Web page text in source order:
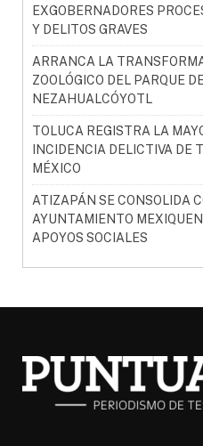
EXGOBERNADORES
Y DELITOS GRAVES
ARRANCA LA
ZOOLÓGICO DEL PARQUE
NEZAHUALCÓYOTL
TOLUCA REGISTRA LA
INCIDENCIA DELICTIVA DE
MÉXICO
ATIZAPÁN SE CONSOLIDA
AYUNTAMIENTO
APOYOS SOCIALES